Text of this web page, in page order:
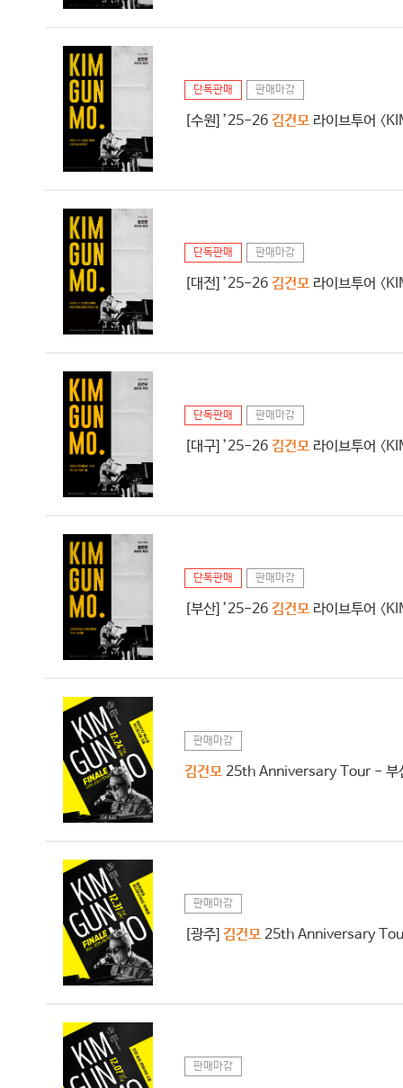
단독판매 판매마감
[수원] ’25-26 김건모 라이브투어 〈
단독판매 판매마감
[대전] ’25-26 김건모 라이브투어 〈
단독판매 판매마감
[대구] ’25-26 김건모 라이브투어 〈
단독판매 판매마감
[부산] ’25-26 김건모 라이브투어 〈
판매마감
김건모 25th Anniversary Tour - 부
판매마감
[광주] 김건모 25th Anniversary
판매마감